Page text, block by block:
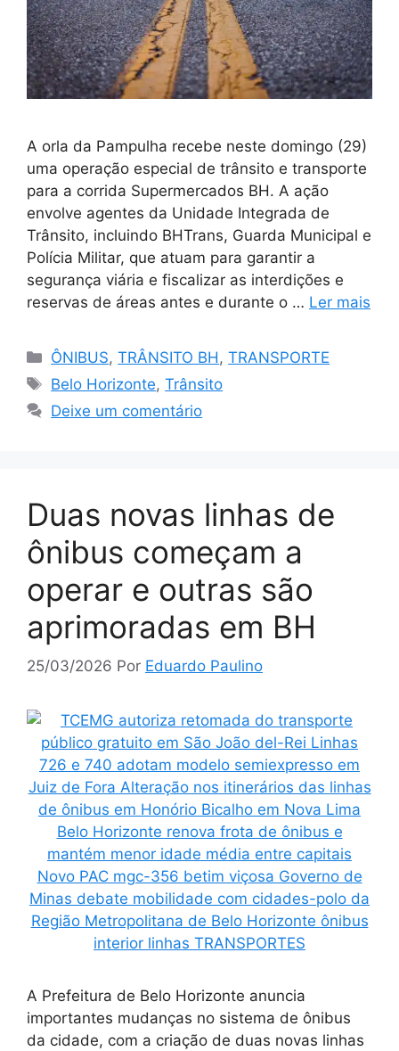
A orla da Pampulha recebe neste domingo (29)
uma operação especial de trânsito e transporte
para a corrida Supermercados BH. A ação
envolve agentes da Unidade Integrada de
Trânsito, incluindo BHTrans, Guarda Municipal e
Polícia Militar, que atuam para garantir a
segurança viária e fiscalizar as interdições e
reservas de áreas antes e durante o … Ler mais
Categorias
ÔNIBUS,TRÂNSITO BH ,TRANSPORTE
Tags
Belo Horizonte,Trânsito
Deixe um comentário
Duas novas linhas de
ônibus começam a
operar e outras são
aprimoradas em BH
25/03/2026 Por Eduardo Paulino
A Prefeitura de Belo Horizonte anuncia
importantes mudanças no sistema de ônibus
da cidade, com a criação de duas novas linhas